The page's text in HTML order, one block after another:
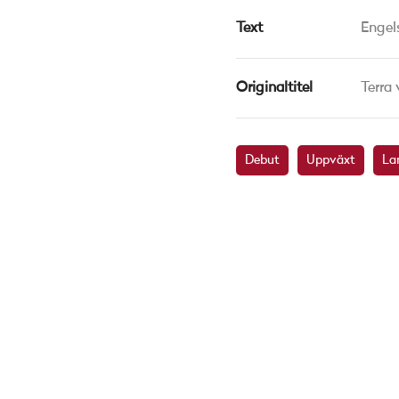
Text
Originaltitel Terra
Debut Uppväxt